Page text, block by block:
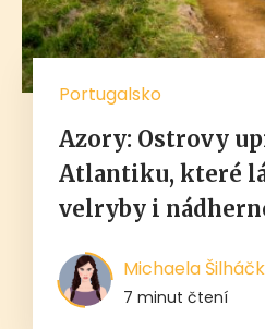
Portugalsko
Azory: Ostrovy
Atlantiku, které
velryby i
Michaela
7 minut čtení